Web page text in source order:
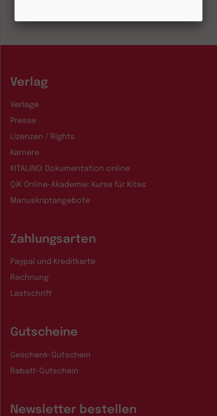
Verlag
Verlage
Presse
Lizenzen / Rights
Karriere
KITALINO: Dokumentation online
QiK Online-Akademie: Kurse für Kitas
Manuskriptangebote
Zahlungsarten
Paypal und Kreditkarte
Rechnung
Lastschrift
Gutscheine
Geschenk-Gutschein
Rabatt-Gutschein
Newsletter bestellen